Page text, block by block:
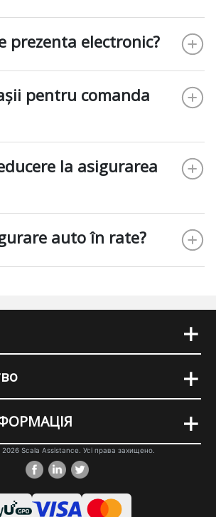
prezenta electronic?
pentru comanda
la asigurarea
auto în rate?
+
+
+
Scala Assistance. Усі права захищено.